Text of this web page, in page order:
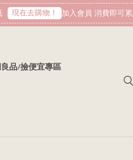
現在去購物！ 加入會員 消費即可累
品/撿便宜專區